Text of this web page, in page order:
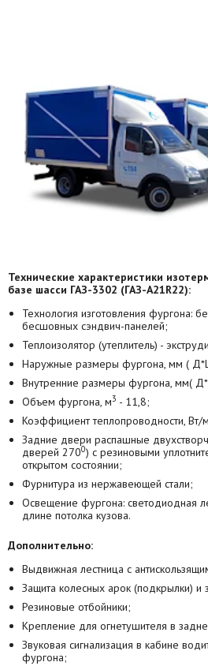
Технические характеристики
базе шасси ГАЗ-3302 (ГАЗ-А21R22):
Технология изготовления фургона:
бесшовных сэндвич-панелей;
Теплоизолятор (утеплитель) -
Наружные размеры фургона, мм (
Внутренние размеры фургона, мм(
Объем фургона, м3 - 11,8;
Коэффициент теплопроводности, Вт/
Задние двери распашные
дверей 2700) с резиновыми
открытом состоянии;
Фурнитура из нержавеющей стали;
Освещение фургона: светодиодная
длине потолка кузова.
Дополнительно:
Выдвижная лестница с
Защита колесных арок (подкрылки) и
Резиновые отбойники;
Крепление для огнетушителя в
Звуковая сигнализация в кабине
фургона;